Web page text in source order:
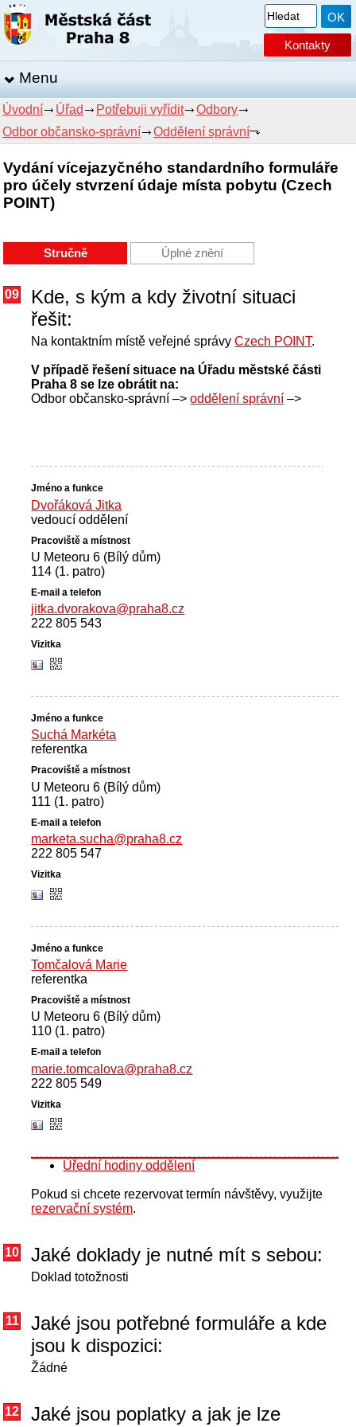
Kontakty
Menu
Úvodní Úřad Potřebuji vyřídit
Odbory
Odbor občansko-správní
Oddělení správní
Vydání vícejazyčného standardního formuláře
pro účely stvrzení údaje místa pobytu (Czech
POINT)
Stručně Úplné znění
09
Kde, s kým a kdy životní situaci
řešit:
Na kontaktním místě veřejné správyCzech POINT.
V případě řešení situace na Úřadu městské části
Praha 8 se lze obrátit na:
Odbor občansko-správní –>oddělení správní –>
Dvořáková Jitka
vedoucí oddělení
U Meteoru 6 (Bílý dům)
114 (1. patro)
jitka.dvorakova@praha8.cz
222 805 543
Suchá Markéta
referentka
U Meteoru 6 (Bílý dům)
111 (1. patro)
marketa.sucha@praha8.cz
222 805 547
Tomčalová Marie
referentka
U Meteoru 6 (Bílý dům)
110 (1. patro)
marie.tomcalova@praha8.cz
222 805 549
Úřední hodiny oddělení
Pokud si chcete rezervovat termín návštěvy, využijte
rezervační systém.
10 Jaké doklady je nutné mít s sebou:
Doklad totožnosti
11
Jaké jsou potřebné formuláře a kde
jsou k dispozici:
Žádné
12
Jaké jsou poplatky a jak je lze